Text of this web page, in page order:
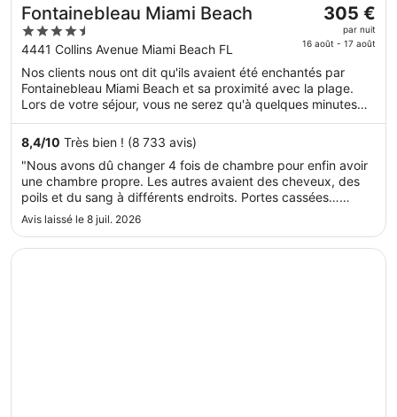
Fontainebleau Miami Beach
4.5
out
of
5
4441 Collins Avenue Miami Beach FL
Le
prix
est
par
nuit
août.
305 €
par nuit
16 août - 17 août
Nos clients nous ont dit qu'ils avaient été enchantés par
Fontainebleau Miami Beach et sa proximité avec la plage.
Lors de votre séjour, vous ne serez qu'à quelques minutes
de marche de Plage de Miami Beach. L'accès Wi-Fi à
Internet gratuit, 4 des piscines extérieures et 9 des
restaurants sont disponibles.
8,4/10 Très bien ! (8 733 avis)
"Nous avons dû changer 4 fois de chambre pour enfin avoir
une chambre propre. Les autres avaient des cheveux, des
poils et du sang à différents endroits. Portes cassées…
Seulement 59$ de remise et aucun surclassement malgré le
fait que l’on nous avait promis 200$. La piscine est très bien
mais le ..."
Avis laissé le 8 juil. 2026
S’ouvre dans une nouvelle fenêtre
Pullman Miami Airport